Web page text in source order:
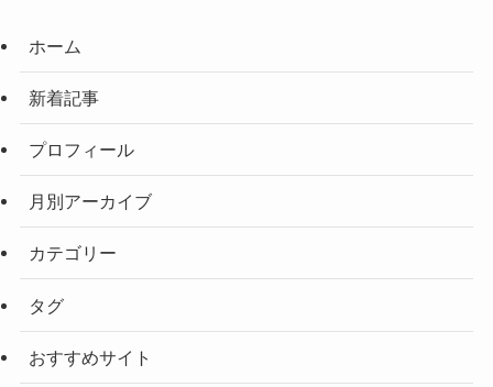
ホーム
新着記事
プロフィール
月別アーカイブ
カテゴリー
タグ
おすすめサイト